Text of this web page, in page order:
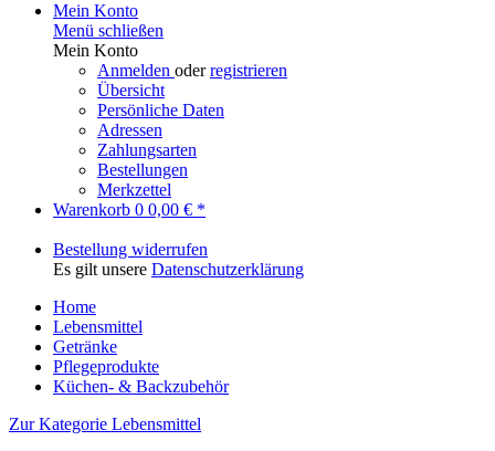
Mein Konto
Menü schließen
Mein Konto
Anmelden oderregistrieren
Übersicht
Persönliche Daten
Adressen
Zahlungsarten
Bestellungen
Merkzettel
Warenkorb 0 0,00 € *
Bestellung widerrufen
Es gilt unsere Datenschutzerklärung
Home
Lebensmittel
Getränke
Pflegeprodukte
Küchen- & Backzubehör
Zur Kategorie Lebensmittel